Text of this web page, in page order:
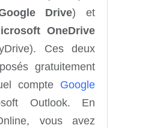
Drive) et
OneDrive
Ces deux
gratuitement
compte Google
Outlook. En
vous avez